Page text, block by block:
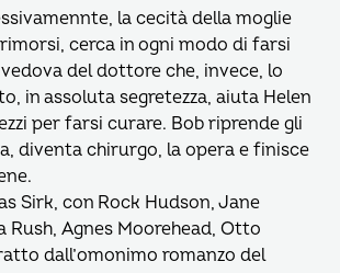
la cecità della moglie
cerca in ogni modo di farsi
del dottore che, invece, lo
in assoluta segretezza, aiuta Helen
per farsi curare. Bob riprende gli
diventa chirurgo, la opera e finisce
Sirk, con Rock Hudson, Jane
Rush, Agnes Moorehead, Otto
dall’omonimo romanzo del